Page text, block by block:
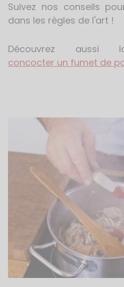
Suivez nos conseils
dans les règles de l'art !
Découvrez
concocter un fumet de